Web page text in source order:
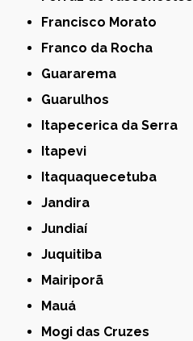
Francisco Morato
Franco da Rocha
Guararema
Guarulhos
Itapecerica da Serra
Itapevi
Itaquaquecetuba
Jandira
Jundiaí
Juquitiba
Mairiporã
Mauá
Mogi das Cruzes